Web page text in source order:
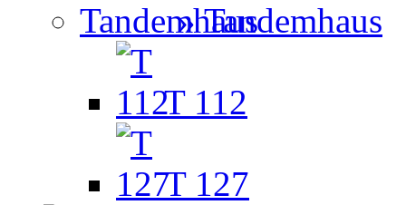
» Tandemhaus
T 112
T 127